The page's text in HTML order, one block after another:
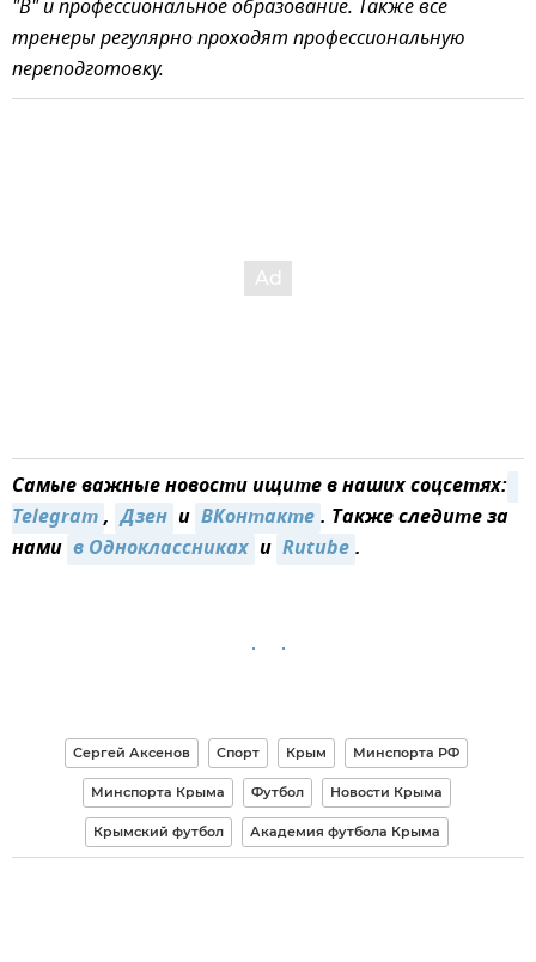
"В" и профессиональное образование. Также все
тренеры регулярно проходят профессиональную
переподготовку.
Самые важные новости ищите в наших соцсетях:
Telegram, Дзен и ВКонтакте. Также следите за
нами в Одноклассниках и Rutube.
Сергей Аксенов Спорт Крым Минспорта РФ
Минспорта Крыма Футбол Новости Крыма
Крымский футбол Академия футбола Крыма